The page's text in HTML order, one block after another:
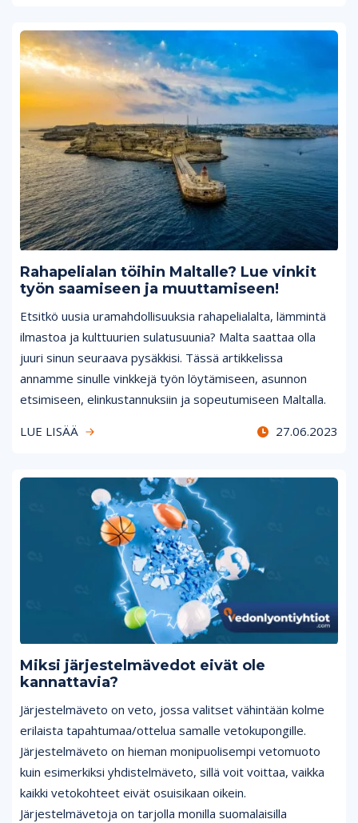
Rahapelialan töihin Maltalle? Lue vinkit
työn saamiseen ja muuttamiseen!
Etsitkö uusia uramahdollisuuksia rahapelialalta, lämmintä
ilmastoa ja kulttuurien sulatusuunia? Malta saattaa olla
juuri sinun seuraava pysäkkisi. Tässä artikkelissa
annamme sinulle vinkkejä työn löytämiseen, asunnon
etsimiseen, elinkustannuksiin ja sopeutumiseen Maltalla.
LUE LISÄÄ
27.06.2023
Miksi järjestelmävedot eivät ole
kannattavia?
Järjestelmäveto on veto, jossa valitset vähintään kolme
erilaista tapahtumaa/ottelua samalle vetokupongille.
Järjestelmäveto on hieman monipuolisempi vetomuoto
kuin esimerkiksi yhdistelmäveto, sillä voit voittaa, vaikka
kaikki vetokohteet eivät osuisikaan oikein.
Järjestelmävetoja on tarjolla monilla suomalaisilla